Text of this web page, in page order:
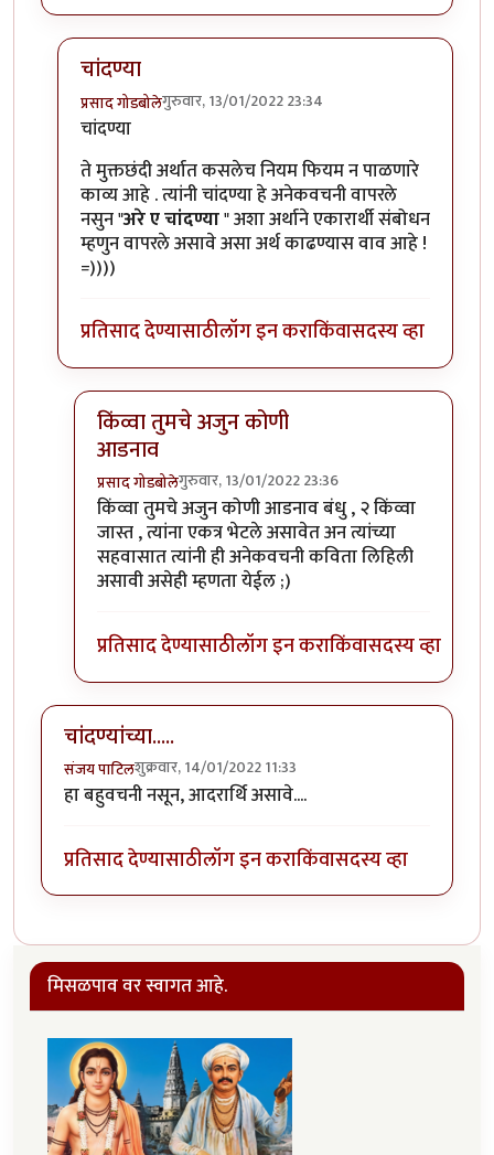
चांदण्या
प्रसाद गोडबोलेगुरुवार, 13/01/2022 23:34
In reply to
चांदण्या
ते मुक्तछंदी अर्थात कसलेच नियम फियम न पाळणारे
काव्य आहे . त्यांनी चांदण्या हे अनेकवचनी वापरले
नसुन "अरे ए चांदण्या" अशा अर्थाने एकारार्थी संबोधन
म्हणुन वापरले असावे असा अर्थ काढण्यास वाव आहे !
=))))
प्रतिसाद देण्यासाठीलॉग इन कराकिंवासदस्य व्हा
किंव्वा तुमचे अजुन कोणी
आडनाव
प्रसाद गोडबोलेगुरुवार, 13/01/2022 23:36
In reply toचांदण्याbyप्रसाद गोडबोले
किंव्वा तुमचे अजुन कोणी आडनाव बंधु , २ किंव्वा
जास्त , त्यांना एकत्र भेटले असावेत अन त्यांच्या
सहवासात त्यांनी ही अनेकवचनी कविता लिहिली
असावी असेही म्हणता येईल ;)
प्रतिसाद देण्यासाठीलॉग इन कराकिंवासदस्य व्हा
चांदण्यांच्या.....
संजय पाटिलशुक्रवार, 14/01/2022 11:33
हा बहुवचनी नसून, आदरार्थि असावे....
प्रतिसाद देण्यासाठीलॉग इन कराकिंवासदस्य व्हा
मिसळपाव वर स्वागत आहे.